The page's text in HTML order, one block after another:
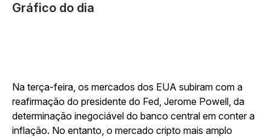
Gráfico do dia
Na terça-feira, os mercados dos EUA subiram com a
reafirmação do presidente do Fed, Jerome Powell, da
determinação inegociável do banco central em conter a
inflação. No entanto, o mercado cripto mais amplo